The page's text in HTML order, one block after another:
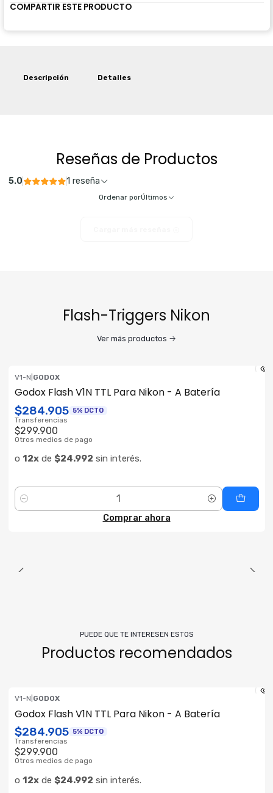
COMPARTIR ESTE PRODUCTO
Descripción Detalles
Reseñas de Productos
5.0 1 reseña
Ordenar porÚltimos
Flash-Triggers Nikon
Ver más productos
V1-N GODOX
Godox Flash V1N TTL Para Nikon - A Batería
$284.905 5% DCTO
Transferencias
$299.900
Otros medios de pago
o 12xde $24.992 sin interés.
Cantidad
Comprar ahora
PUEDE QUE TE INTERESEN ESTOS
Productos recomendados
V1-N GODOX
Godox Flash V1N TTL Para Nikon - A Batería
$284.905 5% DCTO
Transferencias
$299.900
Otros medios de pago
o 12xde $24.992 sin interés.